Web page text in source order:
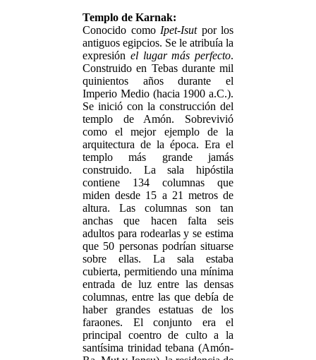
Templo de Karnak:
Conocido como Ipet-Isutpor los
antiguos egipcios. Se le atribuía la
expresión el lugar más perfecto.
Construido en Tebas durante mil
quinientos años durante el
Imperio Medio (hacia 1900 a.C.).
Se inició con la construcción del
templo de Amón. Sobrevivió
como el mejor ejemplo de la
arquitectura de la época. Era el
templo más grande jamás
construido. La sala hipóstila
contiene 134 columnas que
miden desde 15 a 21 metros de
altura. Las columnas son tan
anchas que hacen falta seis
adultos para rodearlas y se estima
que 50 personas podrían situarse
sobre ellas. La sala estaba
cubierta, permitiendo una mínima
entrada de luz entre las densas
columnas, entre las que debía de
haber grandes estatuas de los
faraones. El conjunto era el
principal coentro de culto a la
santísima trinidad tebana (Amón-